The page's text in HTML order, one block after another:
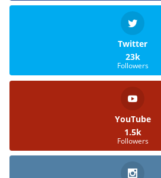
Twitter
23k
Followers
YouTube
1.5k
Followers